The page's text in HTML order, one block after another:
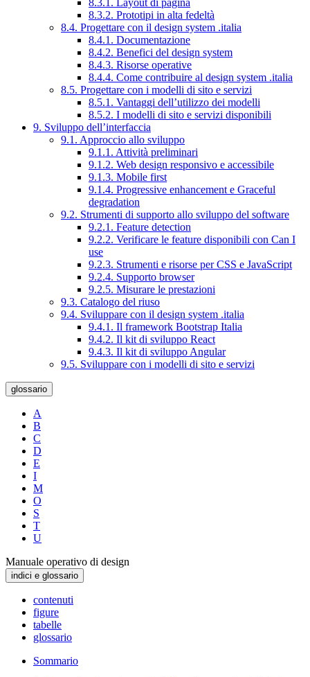
8.3.1. Layout di pagina
8.3.2. Prototipi in alta fedeltà
8.4. Progettare con il design system .italia
8.4.1. Documentazione
8.4.2. Benefici del design system
8.4.3. Risorse operative
8.4.4. Come contribuire al design system .italia
8.5. Progettare con i modelli di sito e servizi
8.5.1. Vantaggi dell’utilizzo dei modelli
8.5.2. I modelli di sito e servizi disponibili
9. Sviluppo dell’interfaccia
9.1. Approccio allo sviluppo
9.1.1. Attività preliminari
9.1.2. Web design responsivo e accessibile
9.1.3. Mobile first
9.1.4. Progressive enhancement e Graceful
degradation
9.2. Strumenti di supporto allo sviluppo del software
9.2.1. Feature detection
9.2.2. Verificare le feature disponibili con Can I
use
9.2.3. Strumenti e risorse per CSS e JavaScript
9.2.4. Supporto browser
9.2.5. Misurare le prestazioni
9.3. Catalogo del riuso
9.4. Sviluppare con il design system .italia
9.4.1. Il framework Bootstrap Italia
9.4.2. Il kit di sviluppo React
9.4.3. Il kit di sviluppo Angular
9.5. Sviluppare con i modelli di sito e servizi
glossario
A
B
C
D
E
I
M
O
S
T
U
Manuale operativo di design
indici e glossario
contenuti
figure
tabelle
glossario
Sommario